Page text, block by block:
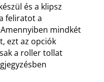
és a klipsz
feliratot a
mindkét
ezt az opciók
a roller tollat